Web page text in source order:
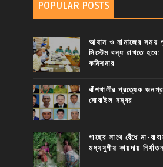
POPULAR POSTS
আযান ও নামাজের সময়
সিস্টেম বন্ধ রাখতে হবে:
কমিশনার
বাঁশখালীর প্রত্যেক
মোবাইল নম্বর
গাছের সাথে বেঁধে মা-
মধ্যযুগীয় কায়দায়